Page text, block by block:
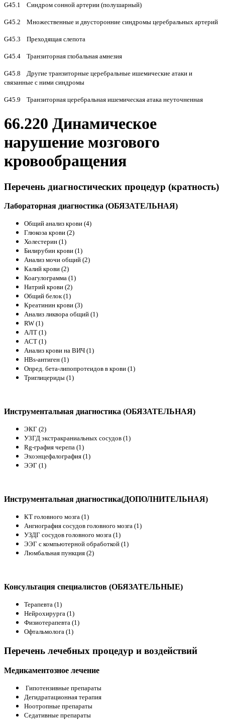
G45.1 Синдром сонной артерии (полушарный)
G45.2 Множественные и двусторонние синдромы церебральных артерий
G45.3 Преходящая слепота
G45.4 Транзиторная глобальная амнезия
G45.8 Другие транзиторные церебральные ишемические атаки и
связанные с ними синдромы
G45.9 Транзиторная церебральная ишемическая атака неуточненная
66.220 Динамическое
нарушение мозгового
кровообращения
Перечень диагностических процедур (кратность)
Лабораторная диагностика (ОБЯЗАТЕЛЬНАЯ)
Общий анализ крови (4)
Глюкоза крови (2)
Холестерин (1)
Билирубин крови (1)
Анализ мочи общий (2)
Калий крови (2)
Коагулограмма (1)
Натрий крови (2)
Общий белок (1)
Креатинин крови (3)
Анализ ликвора общий (1)
RW (1)
АЛТ (1)
ACT (1)
Анализ крови на ВИЧ (1)
HBs-антиген (1)
Опред. бета-липопротеидов в крови (1)
Триглицериды (1)
Инструментальная диагностика (ОБЯЗАТЕЛЬНАЯ)
ЭКГ (2)
УЗГД экстракраниальных сосудов (1)
Rg-графия черепа (1)
Эхоэнцефалография (1)
ЭЭГ (1)
Инструментальная диагностика(ДОПОЛНИТЕЛЬНАЯ)
КТ головного мозга (1)
Ангиография сосудов головного мозга (1)
УЗДГ сосудов головного мозга (1)
ЭЭГ с компьютерной обработкой (1)
Люмбальная пункция (2)
Консультация специалистов (ОБЯЗАТЕЛЬНЫЕ)
Терапевта (1)
Нейрохирурга (1)
Физиотерапевта (1)
Офтальмолога (1)
Перечень лечебных процедур и воздействий
Медикаментозное лечение
Гипотензивные препараты
Дегидратационная терапия
Ноотропные препараты
Седативные препараты